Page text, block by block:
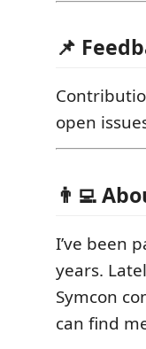
📌
open
👨‍💻
I’ve been
years.
Symcon
can find